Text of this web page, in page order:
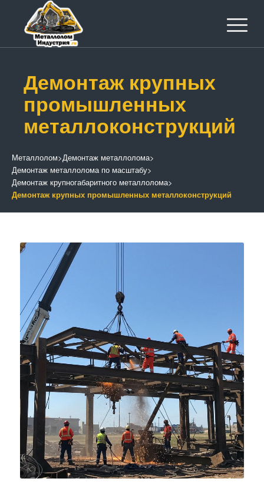
Демонтаж крупных
промышленных
металлоконструкций
Металлолом>Демонтаж металлолома>
Демонтаж металлолома по масштабу>
Демонтаж крупногабаритного металлолома>
Демонтаж крупных промышленных металлоконструкций